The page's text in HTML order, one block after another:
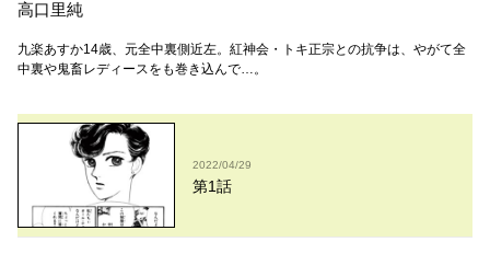
高口里純
九楽あすか14歳、元全中裏側近左。紅神会・トキ正宗との抗争は、やがて全
中裏や鬼畜レディースをも巻き込んで…。
2022/04/29
第1話